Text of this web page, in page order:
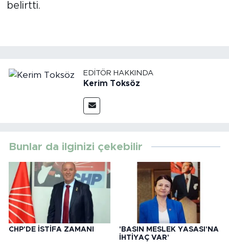
belirtti.
EDITÖR HAKKINDA
Kerim Toksöz
Bunlar da ilginizi çekebilir
CHP'DE İSTİFA ZAMANI
'BASIN MESLEK YASASI'NA
İHTİYAÇ VAR'